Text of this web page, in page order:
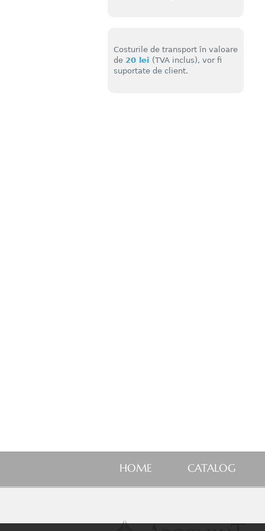
Costurile de transport în valoare
de 20 lei (TVA inclus), vor fi
suportate de client.
HOME CATALOG